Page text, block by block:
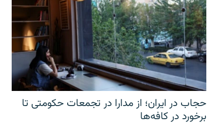
حجاب در ایران؛ از مدارا در تجمعات حکومتی تا
برخورد در کافه‌ها